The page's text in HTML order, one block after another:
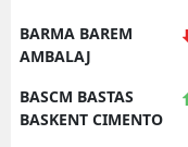
BARMA BAREM
AMBALAJ
BASCM BASTAS
BASKENT CIMENTO